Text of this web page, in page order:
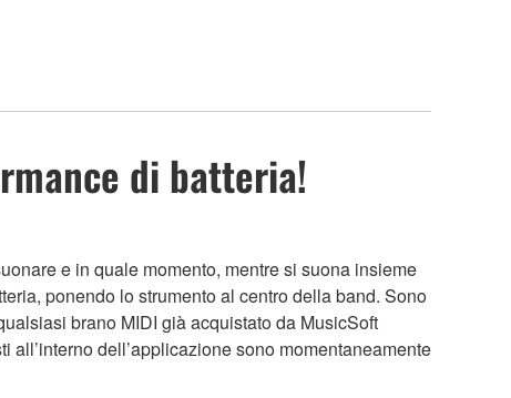
di batteria!
e in quale momento, mentre si suona insieme
ponendo lo strumento al centro della band. Sono
brano MIDI già acquistato da MusicSoft
dell’applicazione sono momentaneamente